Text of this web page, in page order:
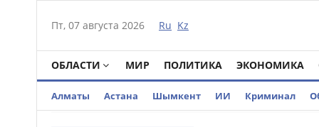
Пт, 07 августа 2026 Ru Kz
ОБЛАСТИ МИР ПОЛИТИКА ЭКОНОМИКА
Алматы Астана Шымкент ИИ Криминал